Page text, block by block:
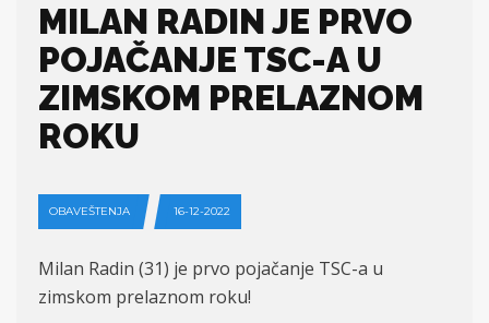
MILAN RADIN JE PRVO
POJAČANJE TSC-A U
ZIMSKOM PRELAZNOM
ROKU
OBAVEŠTENJA 16-12-2022
Milan Radin (31) je prvo pojačanje TSC-a u
zimskom prelaznom roku!